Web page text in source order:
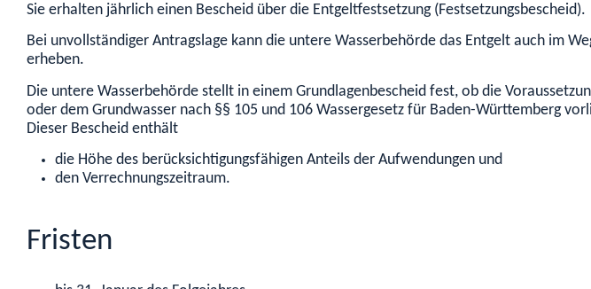
Sie erhalten jährlich einen Bescheid über die Entgeltfestsetzung (Festsetzungsbescheid).
Bei unvollständiger Antragslage kann die untere Wasserbehörde das Entgelt auch im
erheben.
Die untere Wasserbehörde stellt in einem Grundlagenbescheid fest, ob die
oder dem Grundwasser nach §§ 105 und 106 Wassergesetz für Baden-Württemberg
Dieser Bescheid enthält
die Höhe des berücksichtigungsfähigen Anteils der Aufwendungen und
den Verrechnungszeitraum.
Fristen